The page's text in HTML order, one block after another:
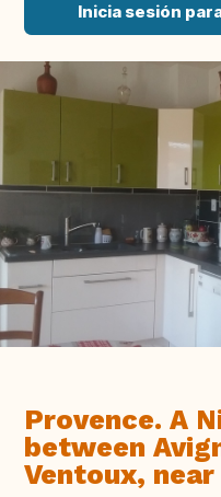
Inicia sesión
Provence. A
between
Ventoux,